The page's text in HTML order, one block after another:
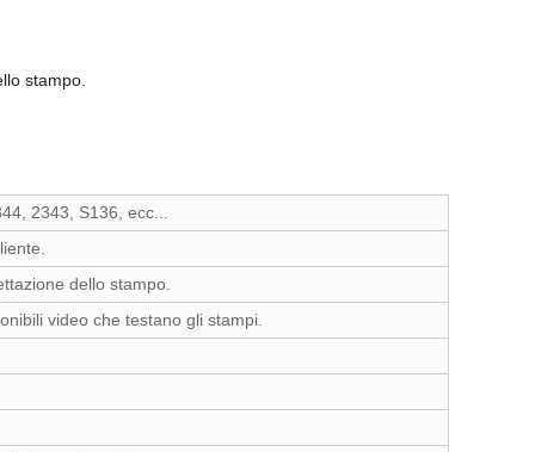
stampo.
2343, S136, ecc...
dello stampo.
video che testano gli stampi.